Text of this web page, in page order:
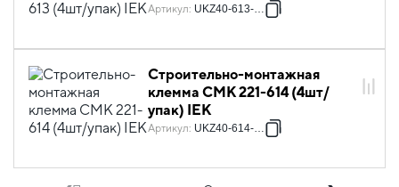
Артикул: UKZ40-613-004
Строительно-монтажная
клемма СМК 221-614 (4шт/
упак) IEK
Артикул: UKZ40-614-004